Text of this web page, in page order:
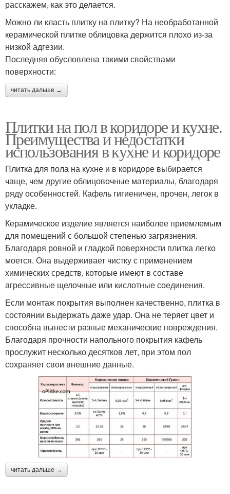
расскажем, как это делается.
Можно ли класть плитку на плитку? На необработанной
керамической плитке облицовка держится плохо из-за
низкой адгезии.
Последняя обусловлена такими свойствами
поверхности:
читать дальше →
Плитки на пол в коридоре и кухне.
Преимущества и недостатки
использования в кухне и коридоре
Плитка для пола на кухне и в коридоре выбирается
чаще, чем другие облицовочные материалы, благодаря
ряду особенностей. Кафель гигиеничен, прочен, легок в
укладке.
Керамическое изделие является наиболее приемлемым
для помещений с большой степенью загрязнения.
Благодаря ровной и гладкой поверхности плитка легко
моется. Она выдерживает чистку с применением
химических средств, которые имеют в составе
агрессивные щелочные или кислотные соединения.
Если монтаж покрытия выполнен качественно, плитка в
состоянии выдержать даже удар. Она не теряет цвет и
способна вынести разные механические повреждения.
Благодаря прочности напольного покрытия кафель
прослужит несколько десятков лет, при этом пол
сохраняет свои внешние данные.
читать дальше →